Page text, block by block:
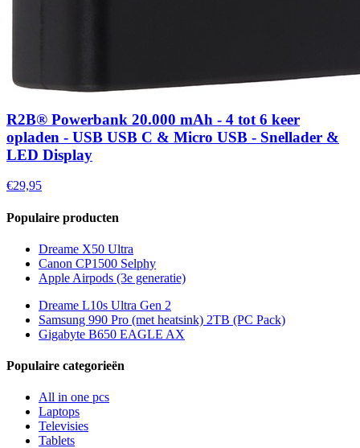
R2B® Powerbank 20.000 mAh - 4 tot 6 keer
opladen - USB USB C & Micro USB - Snellader &
LED Display
€29,95
Populaire producten
Dreame X50 Ultra
Canon CP1500 Selphy
Apple Airpods (3e generatie)
Dreame L10s Ultra Gen 2
Samsung 990 Pro (met heatsink) 2TB (PC Pack)
Gigabyte B650 EAGLE AX
Populaire categorieën
All in one pcs
Laptops
Televisies
Tablets